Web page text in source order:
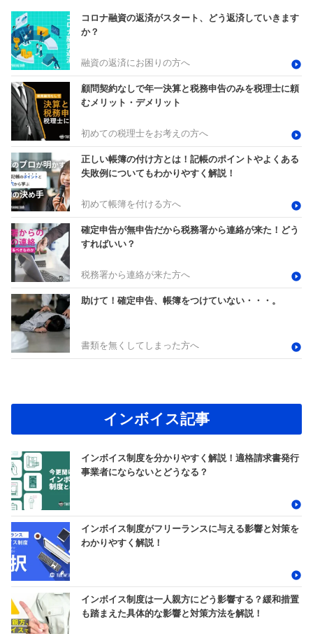
コロナ融資の返済がスタート、どう返済していきます
か？
融資の返済にお困りの方へ
顧問契約なしで年一決算と税務申告のみを税理士に頼
むメリット・デメリット
初めての税理士をお考えの方へ
正しい帳簿の付け方とは！記帳のポイントやよくある
失敗例についてもわかりやすく解説！
初めて帳簿を付ける方へ
確定申告が無申告だから税務署から連絡が来た！どう
すればいい？
税務署から連絡が来た方へ
助けて！確定申告、帳簿をつけていない・・・。
書類を無くしてしまった方へ
インボイス記事
インボイス制度を分かりやすく解説！適格請求書発行
事業者にならないとどうなる？
インボイス制度がフリーランスに与える影響と対策を
わかりやすく解説！
インボイス制度は一人親方にどう影響する？緩和措置
も踏まえた具体的な影響と対策方法を解説！